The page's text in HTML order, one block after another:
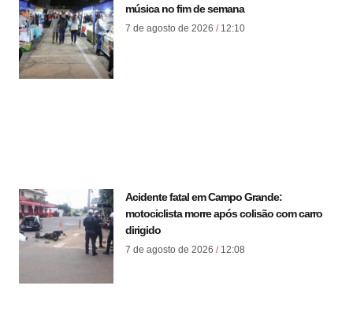
música no fim de semana
7 de agosto de 2026 12:10
Acidente fatal em Campo Grande:
motociclista morre após colisão com carro
dirigido
7 de agosto de 2026 12:08